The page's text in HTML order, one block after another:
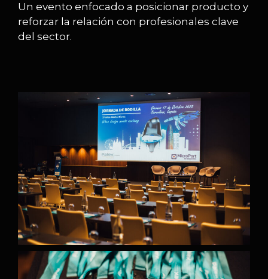
Un evento enfocado a posicionar producto y
reforzar la relación con profesionales clave
del sector.